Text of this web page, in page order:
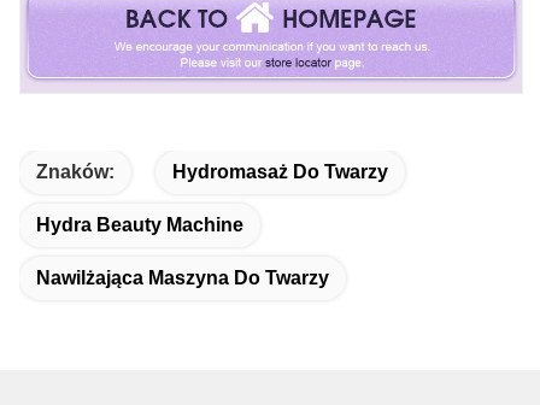
Znaków: Hydromasaż Do Twarzy
Hydra Beauty Machine
Nawilżająca Maszyna Do Twarzy